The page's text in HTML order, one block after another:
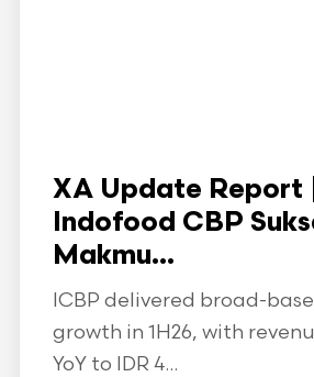
XA Update Report
Indofood CBP
Makmu...
ICBP delivered broad-
growth in 1H26, with
YoY to IDR 4...